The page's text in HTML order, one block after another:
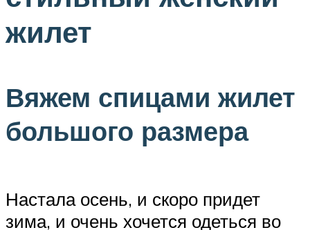
жилет
Вяжем спицами жилет
большого размера
Настала осень, и скоро придет
зима, и очень хочется одеться во